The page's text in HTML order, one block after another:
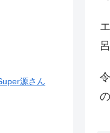
源さん